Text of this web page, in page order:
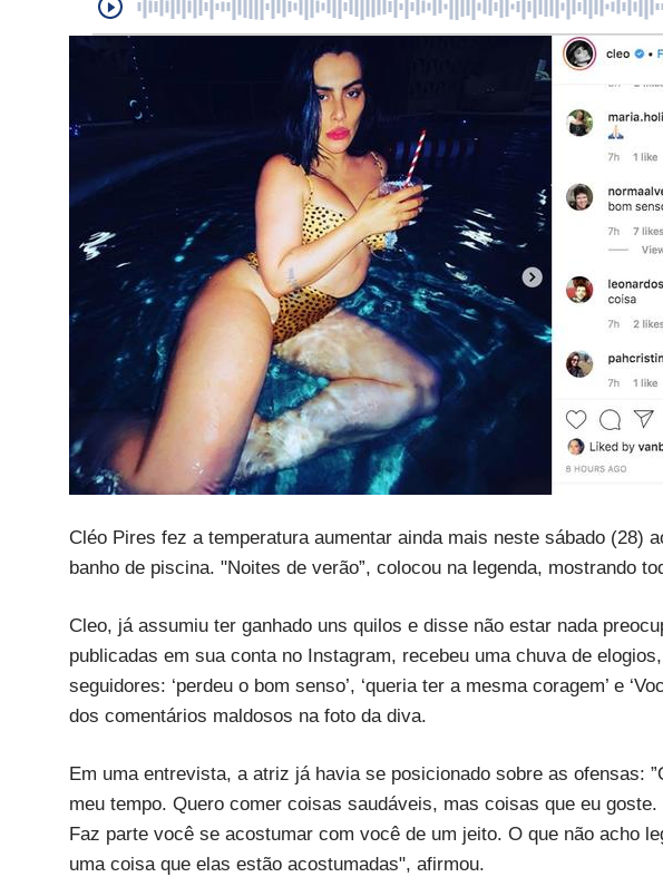
Cléo Pires fez a temperatura aumentar ainda mais neste sábado (28)
banho de piscina. "Noites de verão”, colocou na legenda, mostrando
Cleo, já assumiu ter ganhado uns quilos e disse não estar nada
publicadas em sua conta no Instagram, recebeu uma chuva de
seguidores: ‘perdeu o bom senso’, ‘queria ter a mesma coragem’ e
dos comentários maldosos na foto da diva.
Em uma entrevista, a atriz já havia se posicionado sobre as ofensas:
meu tempo. Quero comer coisas saudáveis, mas coisas que eu
Faz parte você se acostumar com você de um jeito. O que não acho
uma coisa que elas estão acostumadas", afirmou.